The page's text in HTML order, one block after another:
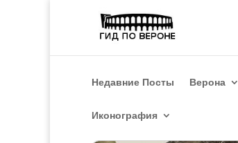
Недавние Посты Верона
Иконография